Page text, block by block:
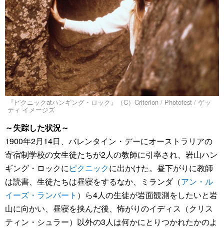
『ピクニックatハンギング・ロック』（C）Criterion / Photofest / ゲッ
ティ イメージズ
～失踪した状況～
1900年2月14日、バレンタイン・デーにオーストラリアの
寄宿制学校の女生徒たちが2人の教師に引率され、岩山ハン
ギング・ロックにピクニックに出かけた。昼下がりに教師
は読書、生徒たちは昼寝をするなか、ミランダ（アン・ル
イーズ・ランバート ）ら4人の生徒が岩面観測をしたいと岩
山に向かい、昼寝を挟んだ後、怖がりのイディス（クリス
ティン・シュラー）以外の3人は何かにとりつかれたかのよ